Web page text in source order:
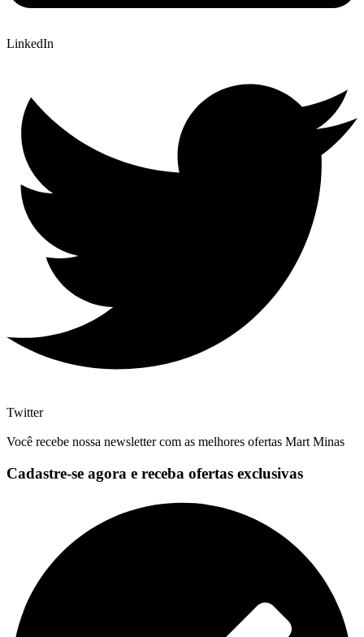
LinkedIn
Twitter
Você recebe nossa newsletter com as melhores ofertas Mart Minas
Cadastre-se agora e receba ofertas exclusivas